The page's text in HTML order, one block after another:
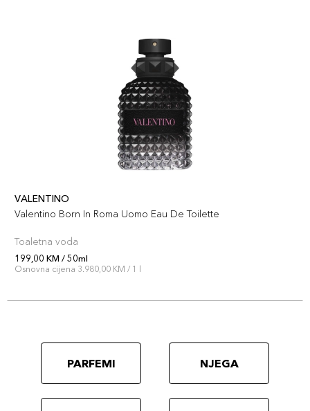
VALENTINO
Valentino Born In Roma Uomo Eau De Toilette
Toaletna voda
199,00 KM / 50ml
Osnovna cijena 3.980,00 KM / 1 l
PARFEMI NJEGA